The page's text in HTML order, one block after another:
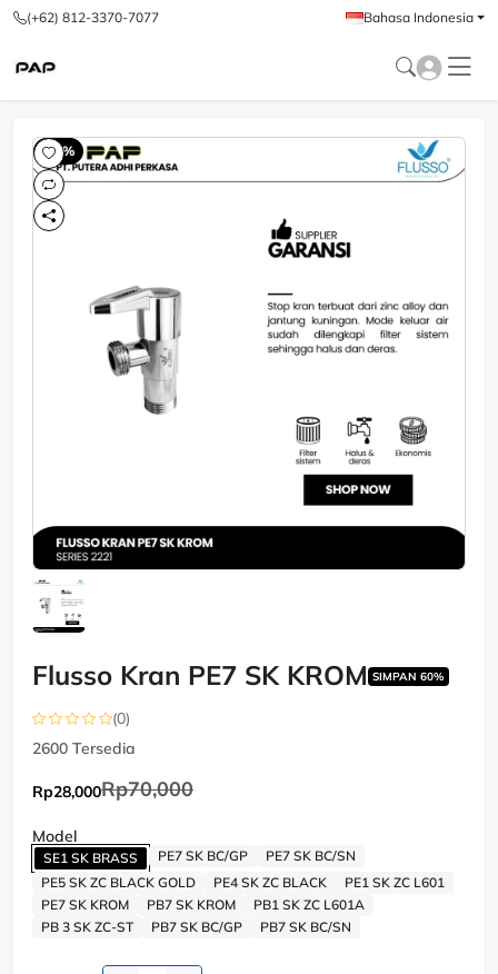
(+62) 812-3370-7077 Bahasa Indonesia
-60%
Flusso Kran PE7 SK KROM SIMPAN 60%
(0)
2600 Tersedia
Rp28,000Rp70,000
Model
SE1 SK BRASS PE7 SK BC/GP
PE7 SK BC/SN
PE5 SK ZC BLACK GOLD
PE4 SK ZC BLACK
PE1 SK ZC L601
PE7 SK KROM
PB7 SK KROM
PB1 SK ZC L601A
PB 3 SK ZC-ST
PB7 SK BC/GP PB7 SK BC/SN